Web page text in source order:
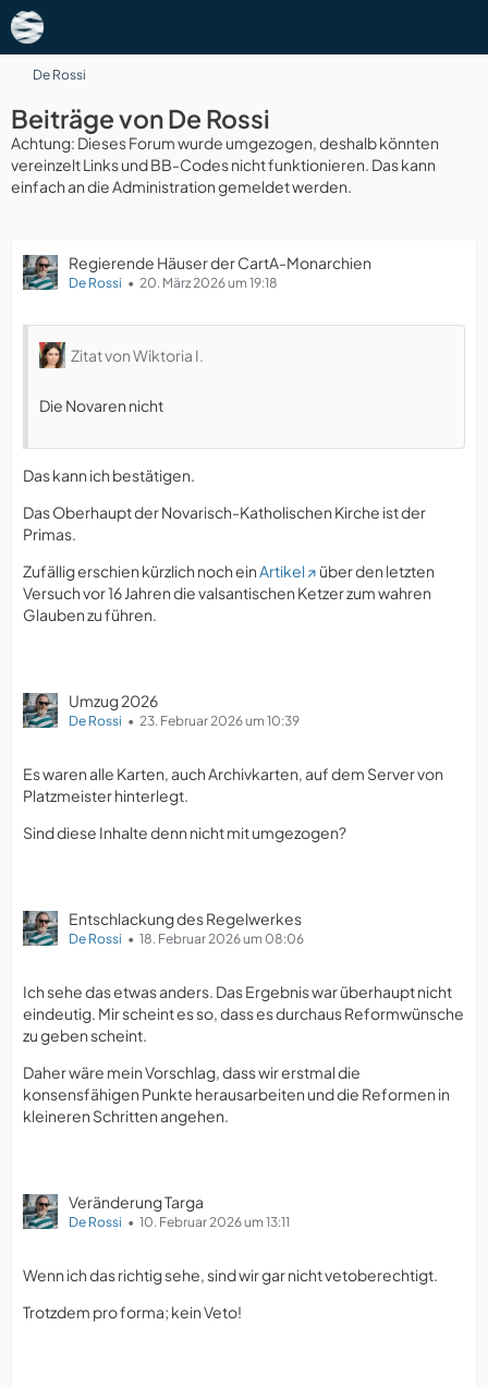
De Rossi
Beiträge von De Rossi
Achtung: Dieses Forum wurde umgezogen, deshalb könnten
vereinzelt Links und BB-Codes nicht funktionieren. Das kann
einfach an die Administration gemeldet werden.
Regierende Häuser der CartA-Monarchien
De Rossi 20. März 2026 um 19:18
Zitat von Wiktoria I.
Die Novaren nicht
Das kann ich bestätigen.
Das Oberhaupt der Novarisch-Katholischen Kirche ist der
Primas.
Zufällig erschien kürzlich noch einArtikel
über den letzten
Versuch vor 16 Jahren die valsantischen Ketzer zum wahren
Glauben zu führen.
Umzug 2026
De Rossi 23. Februar 2026 um 10:39
Es waren alle Karten, auch Archivkarten, auf dem Server von
Platzmeister hinterlegt.
Sind diese Inhalte denn nicht mit umgezogen?
Entschlackung des Regelwerkes
De Rossi 18. Februar 2026 um 08:06
Ich sehe das etwas anders. Das Ergebnis war überhaupt nicht
eindeutig. Mir scheint es so, dass es durchaus Reformwünsche
zu geben scheint.
Daher wäre mein Vorschlag, dass wir erstmal die
konsensfähigen Punkte herausarbeiten und die Reformen in
kleineren Schritten angehen.
Veränderung Targa
De Rossi 10. Februar 2026 um 13:11
Wenn ich das richtig sehe, sind wir gar nicht vetoberechtigt.
Trotzdem pro forma; kein Veto!